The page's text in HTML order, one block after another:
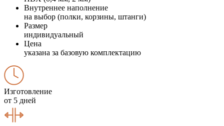
Внутреннее наполнение
на выбор (полки, корзины, штанги)
Размер
индивидуальный
Цена
указана за базовую комплектацию
Изготовление
от 5 дней